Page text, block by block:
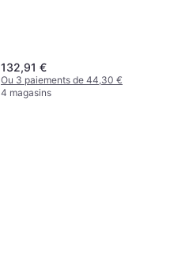
132,91 €
Ou 3 paiements de 44,30 €
4 magasins